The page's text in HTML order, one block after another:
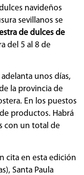
navideños
sevillanos se
de dulces de
del 5 al 8 de
unos días,
la provincia de
En los puestos
productos. Habrá
con un total de
cita en esta edición
Santa Paula